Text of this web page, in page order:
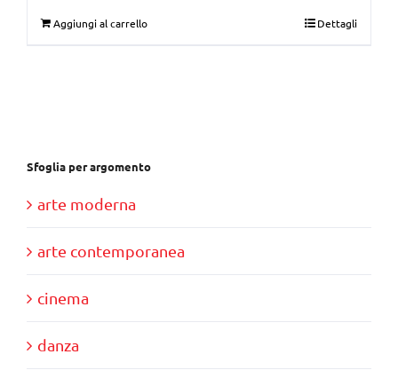
Aggiungi al carrello Dettagli
Sfoglia per argomento
arte moderna
arte contemporanea
cinema
danza